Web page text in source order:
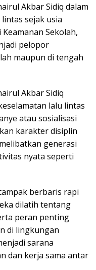
Akbar Sidiq dalam
sejak usia
Sekolah,
pelopor
maupun di tengah
Akbar Sidiq
lalu lintas
atau sosialisasi
karakter disiplin
generasi
nyata seperti
berbaris rapi
dilatih tentang
peran penting
di lingkungan
sarana
dan kerja sama antar